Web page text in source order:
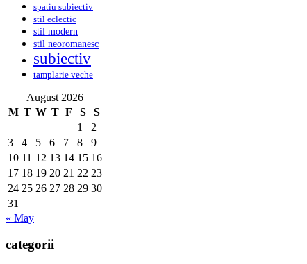
spatiu subiectiv
stil eclectic
stil modern
stil neoromanesc
subiectiv
tamplarie veche
August 2026
M T W T F S
S
1
2
3
4 5 6 7 8
9
10 11 12 13 14 15 16
17 18 19 20 21 22 23
24 25 26 27 28 29 30
31
« May
categorii